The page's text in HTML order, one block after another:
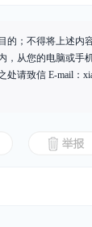
；不得将上述内
，从您的电脑或手
请致信 E-mail：